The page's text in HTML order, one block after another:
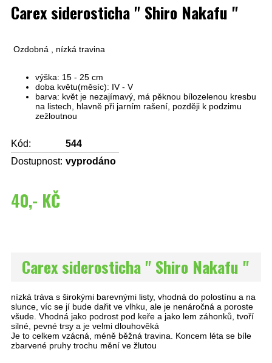
Carex siderosticha " Shiro Nakafu "
Ozdobná , nízká travina
výška: 15 - 25 cm
doba květu(měsíc): IV - V
barva: květ je nezajímavý, má pěknou bílozelenou kresbu
na listech, hlavně při jarním rašení, později k podzimu
zežloutnou
Kód:
544
Dostupnost: vyprodáno
40,- KČ
Carex siderosticha " Shiro Nakafu "
nízká tráva s širokými barevnými listy, vhodná do polostínu a na
slunce, víc se jí bude dařit ve vlhku, ale je nenáročná a poroste
všude. Vhodná jako podrost pod keře a jako lem záhonků, tvoří
silné, pevné trsy a je velmi dlouhověká
Je to celkem vzácná, méně běžná travina. Koncem léta se bíle
zbarvené pruhy trochu mění ve žlutou